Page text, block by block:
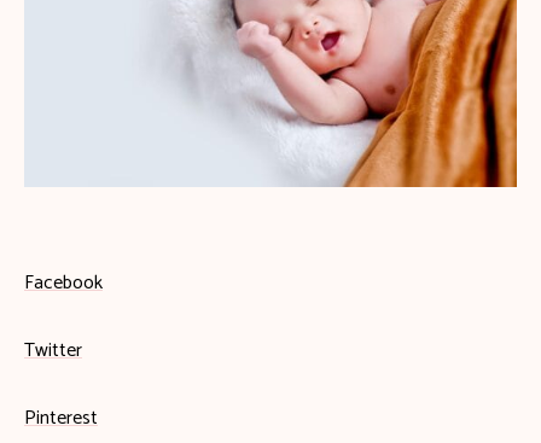
Facebook
Twitter
Pinterest